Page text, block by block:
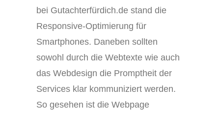
bei Gutachterfürdich.de stand die
Responsive-Optimierung für
Smartphones. Daneben sollten
sowohl durch die Webtexte wie auch
das Webdesign die Promptheit der
Services klar kommuniziert werden.
So gesehen ist die Webpage